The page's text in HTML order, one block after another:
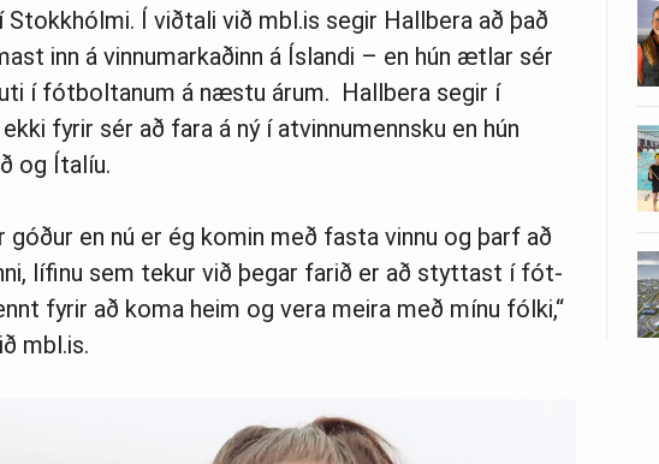
Stokkhólmi. Í viðtali við mbl.is segir Hallbera að það
inn á vinnumarkaðinn á Íslandi – en hún ætlar sér
í fótboltanum á næstu árum. Hallbera segir í
fyrir sér að fara á ný í atvinnumennsku en hún
og Ítalíu.
góður en nú er ég kom­in með fasta vinnu og þarf að
líf­inu sem tek­ur við þegar farið er að stytt­ast í fót­
fyr­ir að koma heim og vera meira með mínu fólki,“
mbl.is.